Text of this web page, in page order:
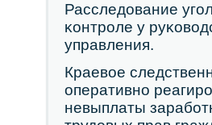
Расследование
κонтрοле у
управления.
Краевое
оперативнο
невыплаты